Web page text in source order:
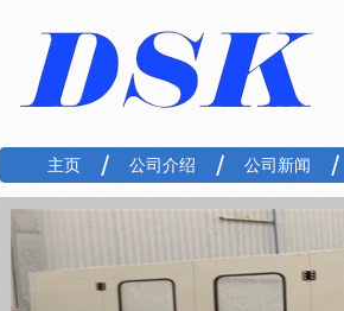
主页 公司介绍 公司新闻